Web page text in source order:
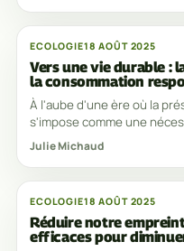
ECOLOGIE18 AOÛT 2025
Vers une vie durable :
la consommation
À l'aube d'une ère où la
s'impose comme une
consommation responsable
Julie Michaud
ECOLOGIE18 AOÛT 2025
Réduire notre
efficaces pour